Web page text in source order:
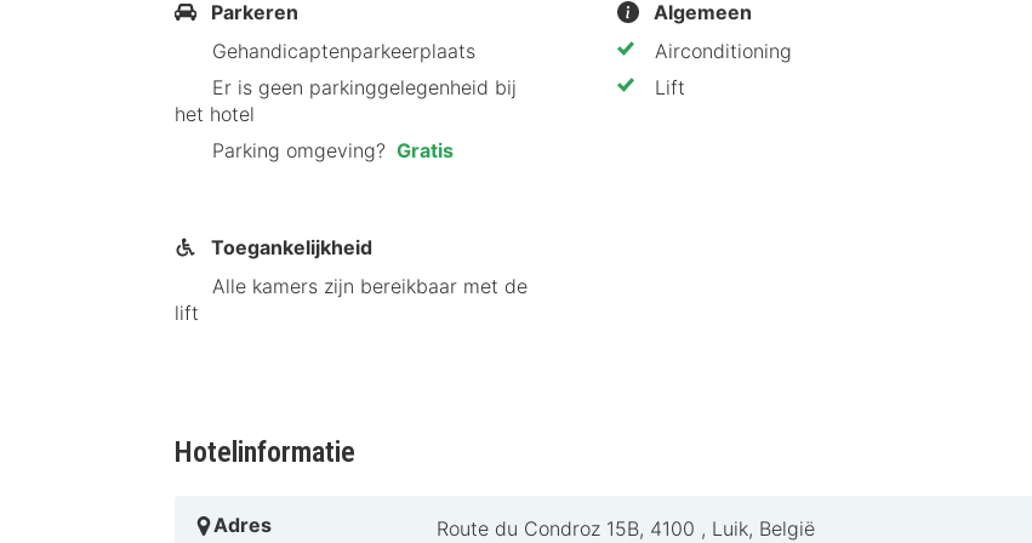
Uitgebreid ontbijtbuffet
Vriendelijke en behulpzame staf
Tips van HotelSpecials
niet alleen een uitstekende locatie voor zakelijke bijeenkomsten, maar ook een
nu en geniet van een veelzijdig verblijf dat zowel voor zakenreizigers als toeristen
Parkeren
Gehandicaptenparkeerplaats
het hotel
Parking omgeving? Gratis
Toegankelijkheid
lift
Algemeen
Airconditioning
Lift
Hotelinformatie
Adres Route du Condroz 15B, 4100 , Luik, België